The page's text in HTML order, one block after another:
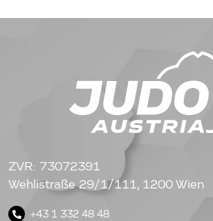
ZVR: 73072391
Wehlistraße 29/1/111, 1200 Wien
+43 1 332 48 48